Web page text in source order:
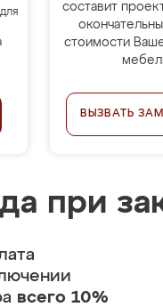
составит
стоимости
ВЫЗВАТЬ
при
всего 10%